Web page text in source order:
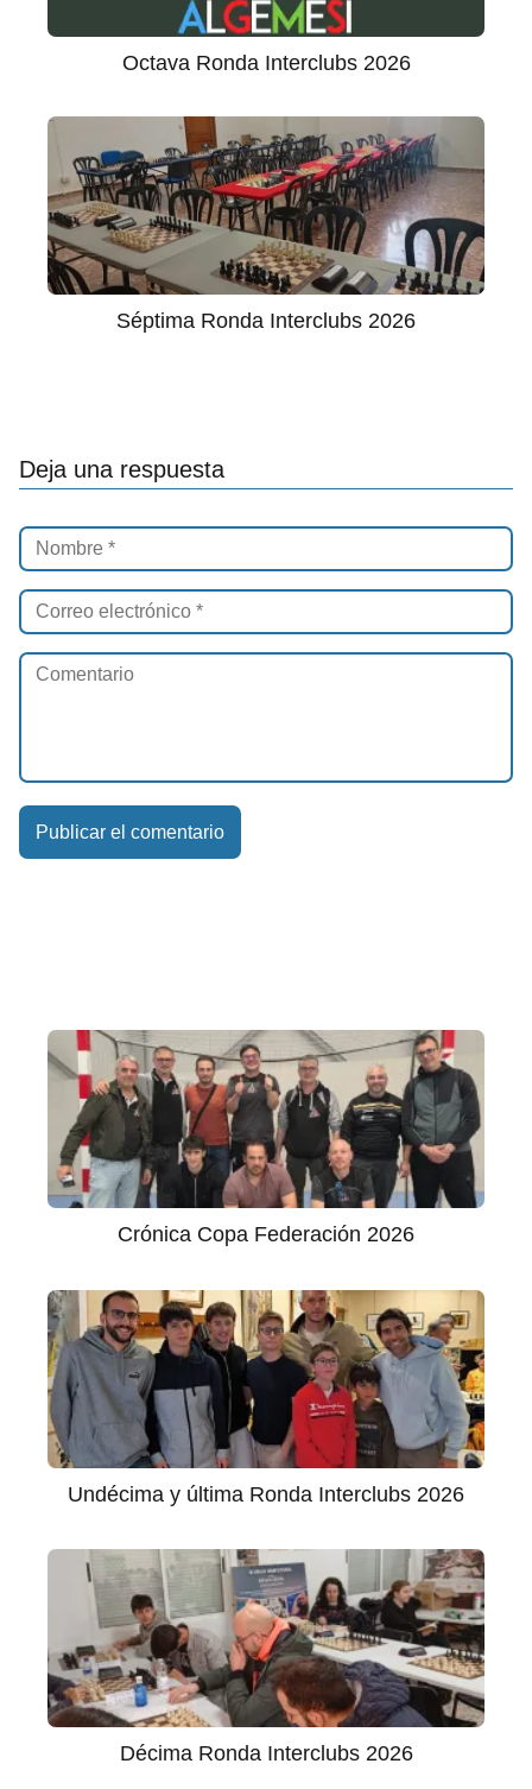
Octava Ronda Interclubs 2026
Séptima Ronda Interclubs 2026
Deja una respuesta
Crónica Copa Federación 2026
Undécima y última Ronda Interclubs 2026
Décima Ronda Interclubs 2026